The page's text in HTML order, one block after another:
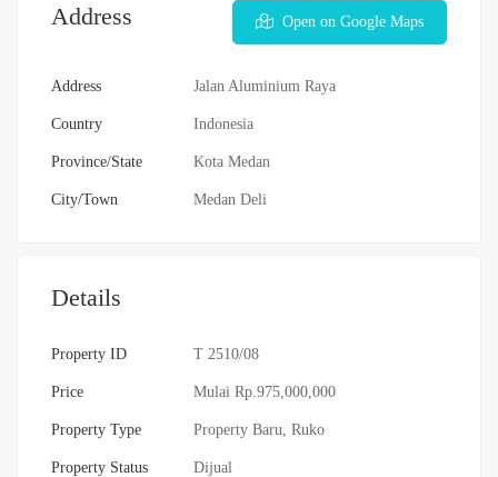
Address Open on Google Maps
Address Jalan Aluminium Raya
Country Indonesia
Province/State Kota Medan
City/Town Medan Deli
Details
Property ID T 2510/08
Price Mulai Rp.975,000,000
Property Type Property Baru Ruko
Property Status Dijual